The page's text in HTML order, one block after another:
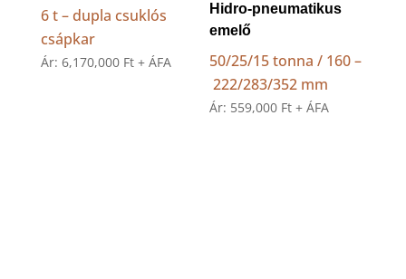
6 t – dupla csuklós
csápkar
Ár: 6,170,000 Ft + ÁFA
Hidro-pneumatikus
emelő
50/25/15 tonna / 160 –
222/283/352 mm
Ár: 559,000 Ft + ÁFA